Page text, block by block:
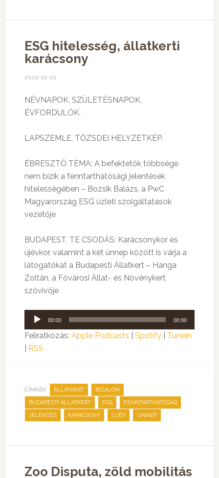
ESG hitelesség, állatkerti
karácsony
2022-12-22
NÉVNAPOK, SZÜLETÉSNAPOK,
ÉVFORDULÓK.
LAPSZEMLE, TŐZSDEI HELYZETKÉP.
ÉBRESZTŐ TÉMA: A befektetők többsége
nem bízik a fenntarthatósági jelentések
hitelességében – Bozsik Balázs, a PwC
Magyarország ESG üzleti szolgáltatások
vezetője
BUDAPEST, TE CSODÁS: Karácsonykor és
újévkor, valamint a két ünnep között is várja a
látogatókat a Budapesti Állatkert – Hanga
Zoltán, a Fővárosi Állat- és Növénykert
szóvivője
Audió
lejátszó
00:00 00:00
Feliratkozás: Apple Podcasts Spotify| TuneIn
RSS
CÍMKÉK: ÁLLATKERT , BIZALOM ,
BUDAPESTI ÁLLATKERT , ESG , FENNTARTHATÓSÁG ,
JELENTÉS , KARÁCSONY , ÚJÉV , ÜNNEP
Zoo Disputa, zöld mobilitás